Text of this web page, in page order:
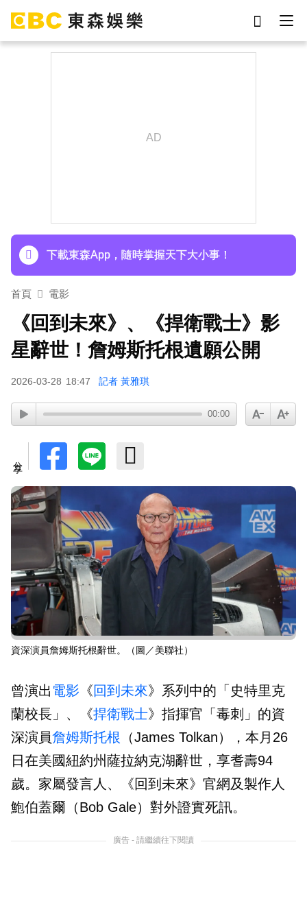
下載東森App，隨時掌握天下大小事！
首頁 電影
《回到未來》、《捍衛戰士》影
星辭世！詹姆斯托根遺願公開
2026-03-28 18:47 記者 黃雅琪
00:00
資深演員詹姆斯托根辭世。（圖／美聯社）
曾演出 電影 《回到未來》系列中的「史特里克
蘭校長」、《捍衛戰士》指揮官「毒刺」的資
深演員詹姆斯托根 （James Tolkan），本月26
日在美國紐約州薩拉納克湖辭世，享耆壽94
歲。家屬發言人、《回到未來》官網及製作人
鮑伯蓋爾（Bob Gale）對外證實死訊。
廣告 - 請繼續往下閱讀